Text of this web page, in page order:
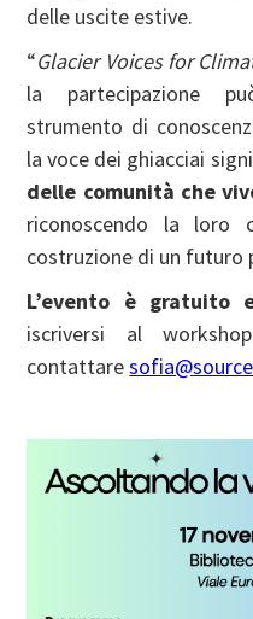
delle uscite estive.
“Glacier Voices for
la partecipazione
strumento di
la voce dei ghiacciai
delle comunità che
riconoscendo la loro
costruzione di un futuro
L’evento è gratuito
iscriversi al
contattare